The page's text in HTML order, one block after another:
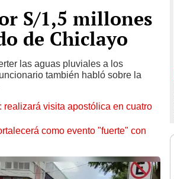
S/1,5 millones
de Chiclayo
las aguas pluviales a los
también habló sobre la
visita apostólica en cuatro
como evento "fuerte" con